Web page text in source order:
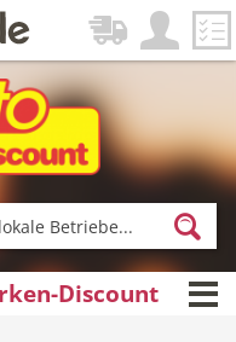
Discount